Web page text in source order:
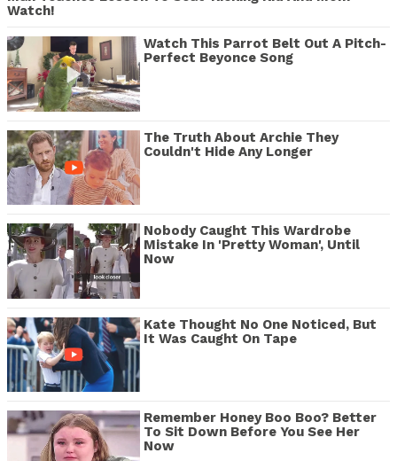
Watch!
Watch This Parrot Belt Out A Pitch-
Perfect Beyonce Song
The Truth About Archie They
Couldn't Hide Any Longer
Nobody Caught This Wardrobe
Mistake In 'Pretty Woman', Until
Now
Kate Thought No One Noticed, But
It Was Caught On Tape
Remember Honey Boo Boo? Better
To Sit Down Before You See Her
Now